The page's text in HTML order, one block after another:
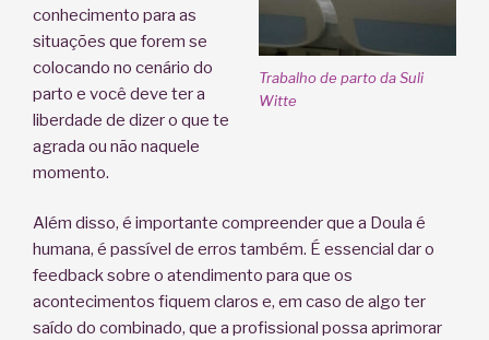
Trabalho de parto da Suli
Witte
conhecimento para as
situações que forem se
colocando no cenário do
parto e você deve ter a
liberdade de dizer o que te
agrada ou não naquele
momento.
Além disso, é importante compreender que a Doula é
humana, é passível de erros também. É essencial dar o
feedback sobre o atendimento para que os
acontecimentos fiquem claros e, em caso de algo ter
saído do combinado, que a profissional possa aprimorar